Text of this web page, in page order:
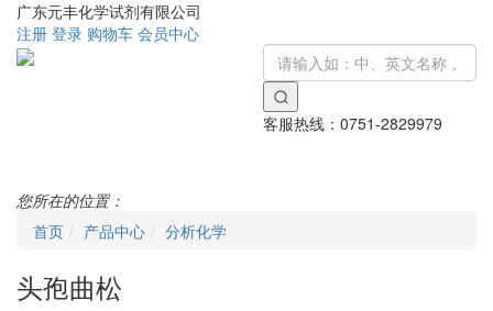
广东元丰化学试剂有限公司
注册 登录 购物车 会员中心
客服热线： 0751-2829979
您所在的位置：
首页
产品中心 分析化学
头孢曲松